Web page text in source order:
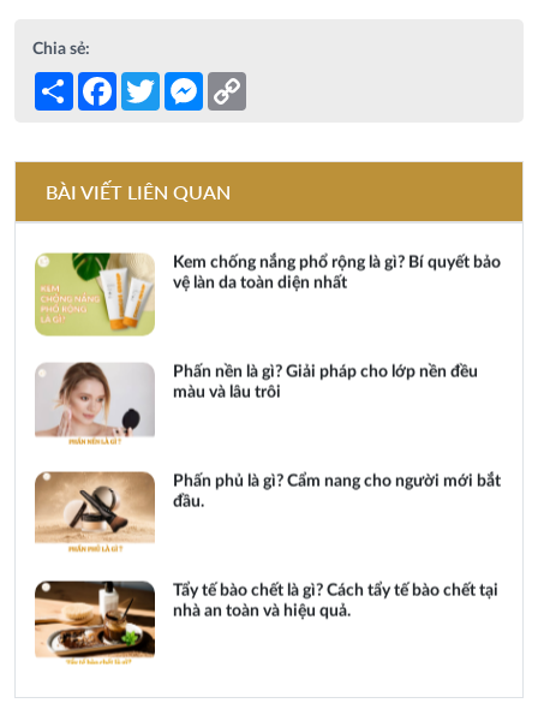
Chia sẻ:
Share
FacebookTwitterMessenger
BÀI VIẾT LIÊN QUAN
trang điểm quốc dân
Kem chống nắng phổ rộng là gì? Bí quyết bảo
vệ làn da toàn diện nhất
Phấn nền là gì? Giải pháp cho lớp nền đều
màu và lâu trôi
Phấn phủ là gì? Cẩm nang cho người mới bắt
đầu.
Tẩy tế bào chết là gì? Cách tẩy tế bào chết tại
nhà an toàn và hiệu quả.